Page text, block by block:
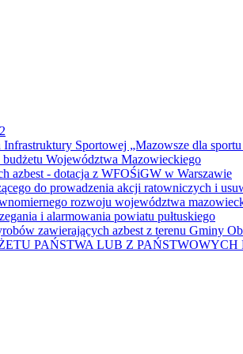
Sportowej „Mazowsze dla
Województwa Mazowieckiego
azbest - dotacja z WFOŚiGW w Warszawie
do prowadzenia akcji ratowniczych i
rozwoju województwa
i alarmowania powiatu pułtuskiego
zawierających azbest z terenu Gminy
PAŃSTWA LUB Z